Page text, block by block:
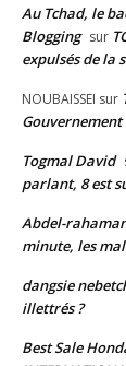
Au Tchad, le
Blogging sur
expulsés de la
NOUBAISSEI sur
Gouvernement
Togmal David
parlant, 8 est
Abdel-
minute, les
dangsie
illettrés ?
Best Sale